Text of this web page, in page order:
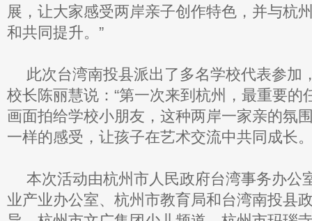
展，让大家感受两岸亲子创作特色，并与杭
和共同提升。”
此次台湾南投县派出了多名学校代表参加
校长陈丽慧说：“第一次来到杭州，最重要的
画面拍给学校小朋友，这种两岸一家亲的氛
一样的感受，让孩子在艺术交流中共同成长
本次活动由杭州市人民政府台湾事务办公
业产业办公室、杭州市教育局和台湾南投县